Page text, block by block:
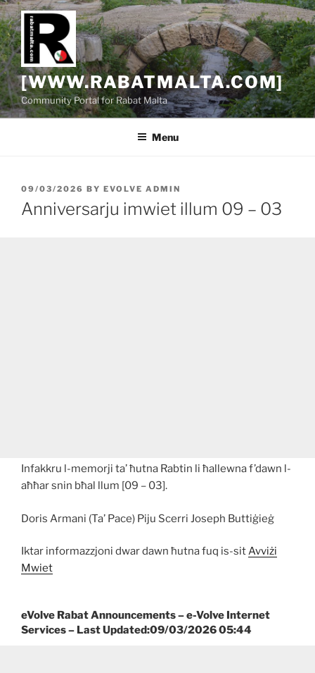
Skip
to
content
[WWW.RABATMALTA.COM]
Community Portal for Rabat Malta
Menu
POSTED
ON
09/03/2026 BY EVOLVE ADMIN
Anniversarju imwiet illum 09 – 03
Infakkru l-memorji ta’ ħutna Rabtin li ħallewna f’dawn l-
aħħar snin bħal llum [09 – 03].
Doris Armani (Ta’ Pace) Piju Scerri Joseph Buttiġieġ
Iktar informazzjoni dwar dawn ħutna fuq is-sitAvviżi
Mwiet
eVolve Rabat Announcements – e-Volve Internet
Services – Last Updated:09/03/2026 05:44